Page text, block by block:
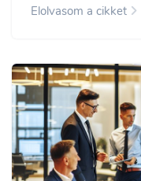
Elolvasom a cikket